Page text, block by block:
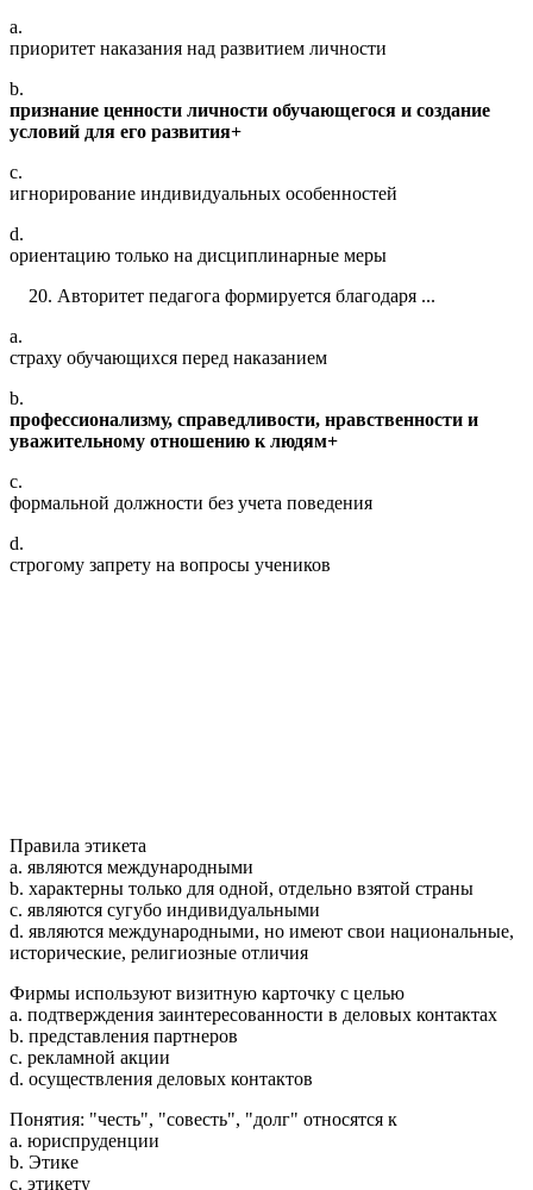
a.
приоритет наказания над развитием личности
b.
признание ценности личности обучающегося и создание
условий для его развития+
c.
игнорирование индивидуальных особенностей
d.
ориентацию только на дисциплинарные меры
Авторитет педагога формируется благодаря ...
a.
страху обучающихся перед наказанием
b.
профессионализму, справедливости, нравственности и
уважительному отношению к людям+
c.
формальной должности без учета поведения
d.
строгому запрету на вопросы учеников
Правила этикета
a. являются международными
b. характерны только для одной, отдельно взятой страны
c. являются сугубо индивидуальными
d. являются международными, но имеют свои национальные,
исторические, религиозные отличия
Фирмы используют визитную карточку с целью
a. подтверждения заинтересованности в деловых контактах
b. представления партнеров
c. рекламной акции
d. осуществления деловых контактов
Понятия: "честь", "совесть", "долг" относятся к
a. юриспруденции
b. Этике
c. этикету